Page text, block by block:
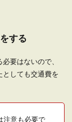
する
要はないので、
としても交通費を
注意も必要で